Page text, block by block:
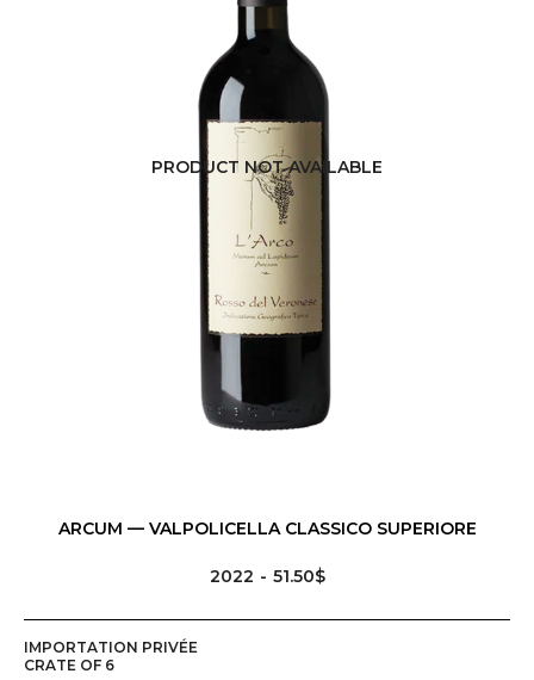
PRODUCTEURS
VINS, BIÈRES, CIDRES ET SPIRITUEUX
EVENTS
L'ÉQUIPE
NEWS
CONTACT
PRODUCT NOT AVAILABLE
ARCUM — VALPOLICELLA CLASSICO SUPERIORE
2022 51.50$
IMPORTATION PRIVÉE
CRATE OF 6